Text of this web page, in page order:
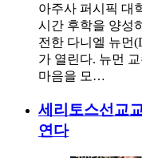
아주사 퍼시픽 대
시간 후학을 양성
전한 다니엘 뉴먼
가 열린다. 뉴먼
마음을 모…
세리토스선교
연다